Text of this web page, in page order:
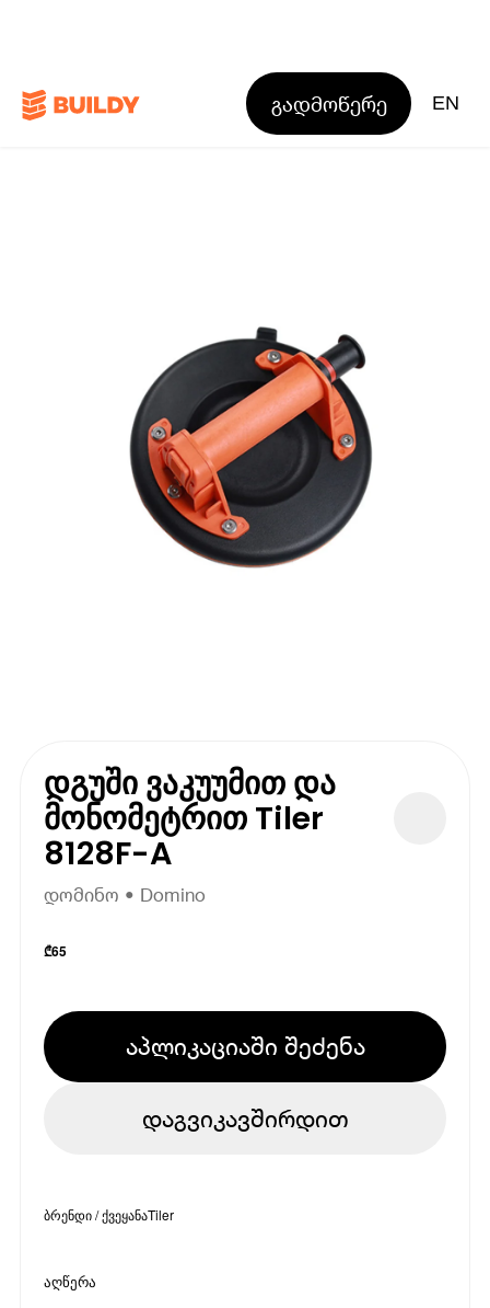
გადმოწერე EN
დგუში ვაკუუმით და
მონომეტრით Tiler
8128F-A
დომინო • Domino
₾65
აპლიკაციაში შეძენა
დაგვიკავშირდით
ბრენდი / ქვეყანაTiler
აღწერა